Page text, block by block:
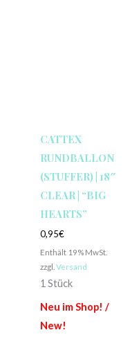
CATTEX
RUNDBALLON
(STUFFER) | 18″
CLEAR | “BIG
HEARTS”
0,95€
Enthält 19% MwSt.
zzgl. Versand
1 Stück
Neu im Shop! /
New!